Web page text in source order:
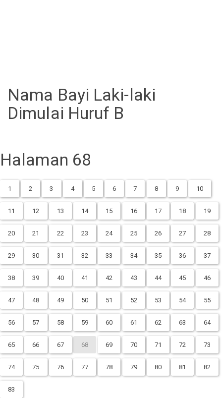
Nama Bayi Laki-laki
Dimulai Huruf B
Halaman 68
1 2 3 4 5 6 7 8 9 10
11 12 13 14 15 16 17 18 19
20 21 22 23 24 25 26 27 28
29 30 31 32 33 34 35 36 37
38 39 40 41 42 43 44 45 46
47 48 49 50 51 52 53 54 55
56 57 58 59 60 61 62 63 64
65 66 67 68 69 70 71 72 73
74 75 76 77 78 79 80 81 82
83